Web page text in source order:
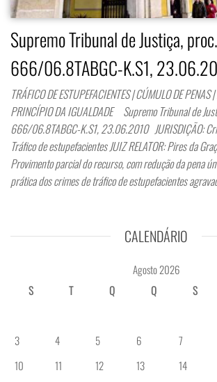
Supremo Tribunal de Justiça, proc.
666/06.8TABGC-K.S1,
TRÁFICO DE ESTUPEFACIENTES | CÚMULO DE
PRINCÍPIO DA IGUALDADE Supremo Tribunal de
666/06.8TABGC-K.S1, 23.06.2010 JURISDIÇÃO:
Tráfico de estupefacientes JUIZ RELATOR: Pires da
Provimento parcial do recurso, com redução da pena
prática dos crimes de tráfico de estupefacientes
CALENDÁRIO
Agosto 2026
S
T Q Q S
3
4 5 6 7
10
11 12 13 14